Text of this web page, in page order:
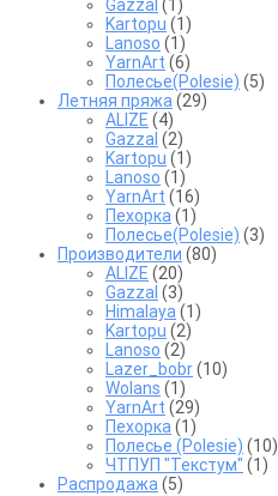
Gazzal (1)
Kartopu (1)
Lanoso (1)
YarnArt (6)
Полесье(Polesie) (5)
Летняя пряжа (29)
ALIZE (4)
Gazzal (2)
Kartopu (1)
Lanoso (1)
YarnArt (16)
Пехорка (1)
Полесье(Polesie) (3)
Производители (80)
ALIZE (20)
Gazzal (3)
Himalaya (1)
Kartopu (2)
Lanoso (2)
Lazer_bobr(10)
Wolans (1)
YarnArt (29)
Пехорка (1)
Полесье (Polesie) (10)
ЧТПУП "Текстум" (1)
Распродажа (5)